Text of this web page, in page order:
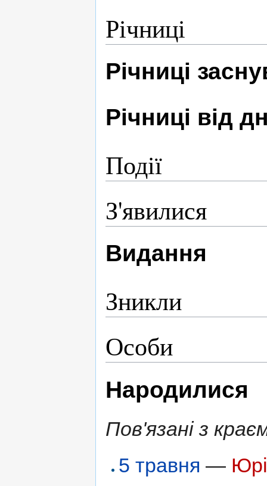
Річниці
Річниці
Річниці від
Події
З'явилися
Видання
Зникли
Особи
Народилися
Пов'язані з
5 травня —